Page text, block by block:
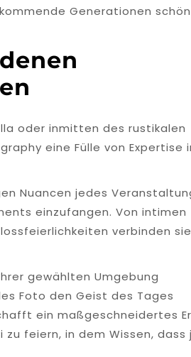
Generationen schön
oder inmitten des rustikalen
eine Fülle von Expertise
Nuancen jedes
einzufangen. Von intimen
verbinden
gewählten Umgebung
Foto den Geist des Tages
ein maßgeschneidertes
feiern, in dem Wissen, dass